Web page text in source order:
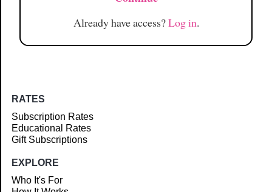
Already have access?Log in.
RATES
Subscription Rates
Educational Rates
Gift Subscriptions
EXPLORE
Who It's For